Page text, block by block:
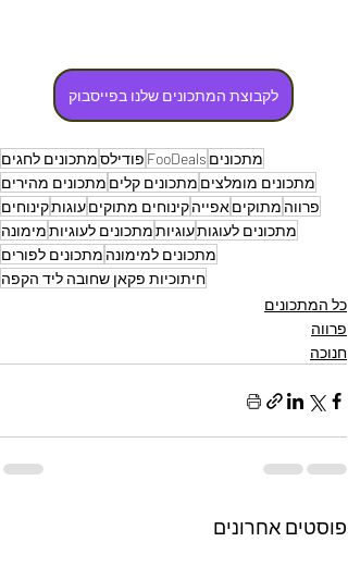
לקבוצת המתכונים שלנו בפייסבוק
מתכונים FooDeals פודילסמתכונים לחגים
מתכונים מומלצים מתכונים קלים מתכונים מהירים
פרווה מתוקיםאפייהקינוחים מתוקיםעוגותקינוחים
מתכונים לעוגותעוגיותמתכונים לעוגיותמימונה
מתכונים למימונה מתכונים לפורים
חיתוכיות פקאן שחובה ליד הקפה
כל המתכונים
פרווה
חנוכה
פוסטים אחרונים